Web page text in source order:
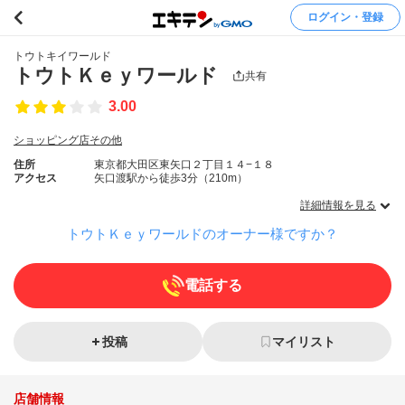
ログイン・登録
トウトキイワールド
トウトＫｅｙワールド 共有
3.00
ショッピング店その他
住所
東京都大田区東矢口２丁目１４−１８
アクセス
矢口渡駅から徒歩3分（210m）
詳細情報を見る
トウトＫｅｙワールドのオーナー様ですか？
電話する
投稿 マイリスト
店舗情報